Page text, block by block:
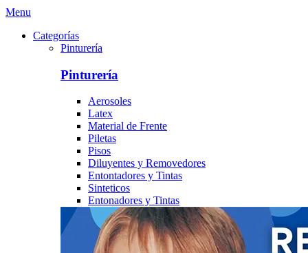
Menu
Categorías
Pinturería
Pinturería
Aerosoles
Latex
Material de Frente
Piletas
Pisos
Diluyentes y Removedores
Entontadores y Tintas
Sinteticos
Entonadores y Tintas